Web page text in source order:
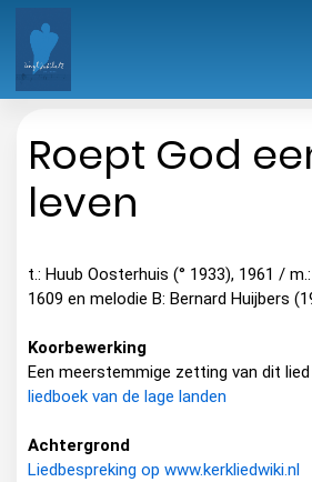
Roept God
leven
t.: Huub Oosterhuis (° 1933), 1961 /
1609 en melodie B: Bernard Huijbers
Koorbewerking
Een meerstemmige zetting van dit
liedboek van de lage landen
Achtergrond
Liedbespreking op www.kerkliedwiki.nl